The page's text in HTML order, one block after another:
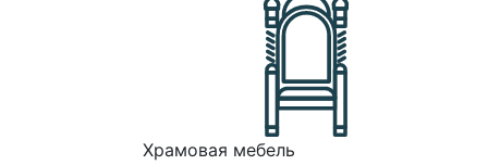
Храмовая мебель